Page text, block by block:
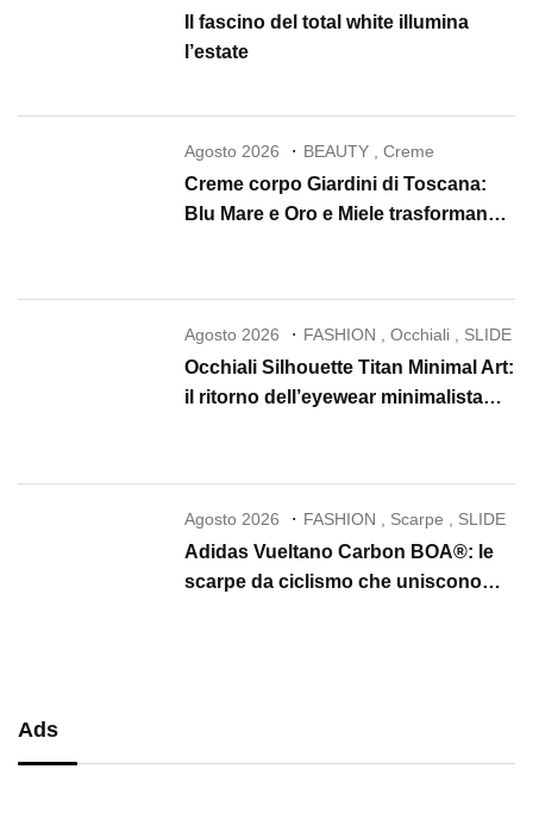
Il fascino del total white illumina
l’estate
Agosto 2026 BEAUTY ,Creme
Creme corpo Giardini di Toscana:
Blu Mare e Oro e Miele trasformano
Agosto 2026 FASHION ,Occhiali , SLIDE
Occhiali Silhouette Titan Minimal Art:
il ritorno dell’eyewear minimalista
Agosto 2026 FASHION Scarpe SLIDE
Adidas Vueltano Carbon BOA®: le
scarpe da ciclismo che uniscono
Ads